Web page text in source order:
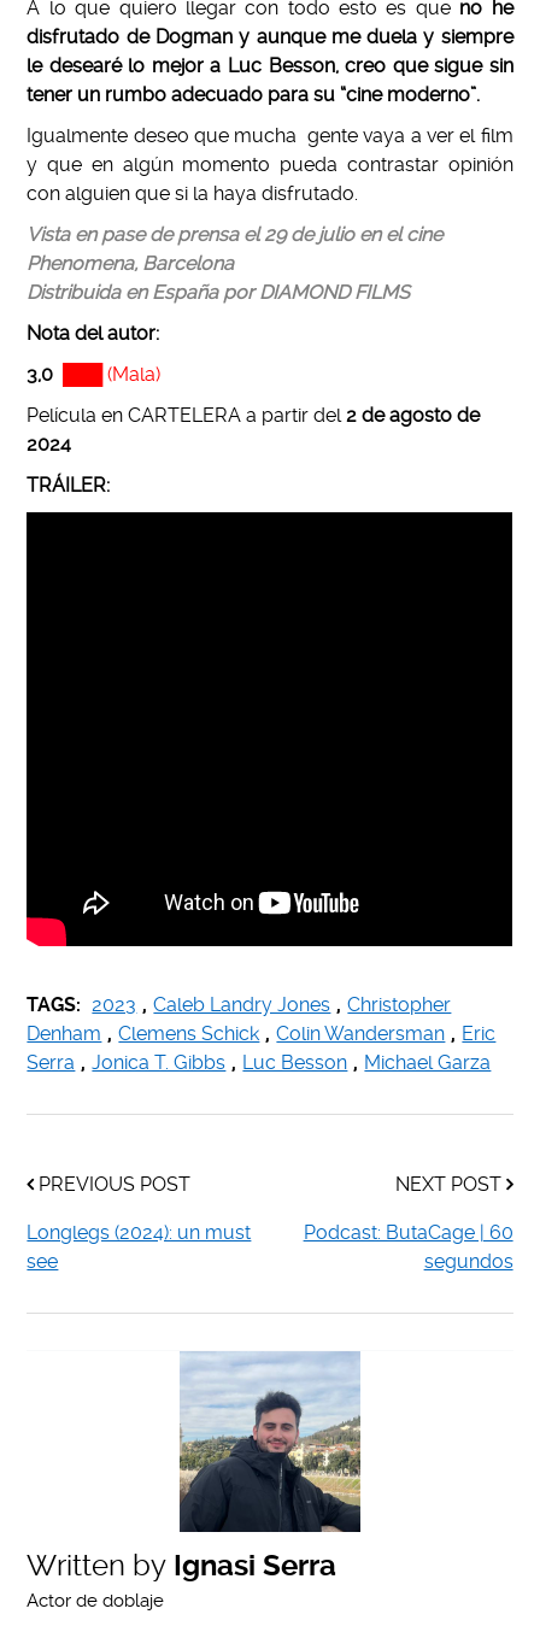
A lo que quiero llegar con todo esto es que no he
disfrutado de Dogman y aunque me duela y siempre
le desearé lo mejor a Luc Besson, creo que sigue sin
tener un rumbo adecuado para su “cine moderno”.
Igualmente deseo que mucha gente vaya a ver el film
y que en algún momento pueda contrastar opinión
con alguien que si la haya disfrutado.
Vista en pase de prensa el 29 de julio en el cine
Phenomena, Barcelona
Distribuida en España por DIAMOND FILMS
Nota del autor:
3,0
███ (Mala)
Película en CARTELERA a partir del2 de agosto de
2024
TRÁILER:
TAGS: 2023 , Caleb Landry Jones , Christopher
Denham , Clemens Schick , Colin Wandersman , Eric
Serra , Jonica T. Gibbs , Luc Besson , Michael Garza
PREVIOUS POST
Longlegs (2024): un must
see
NEXT POST
Podcast: ButaCage | 60
segundos
Written by Ignasi Serra
Actor de doblaje